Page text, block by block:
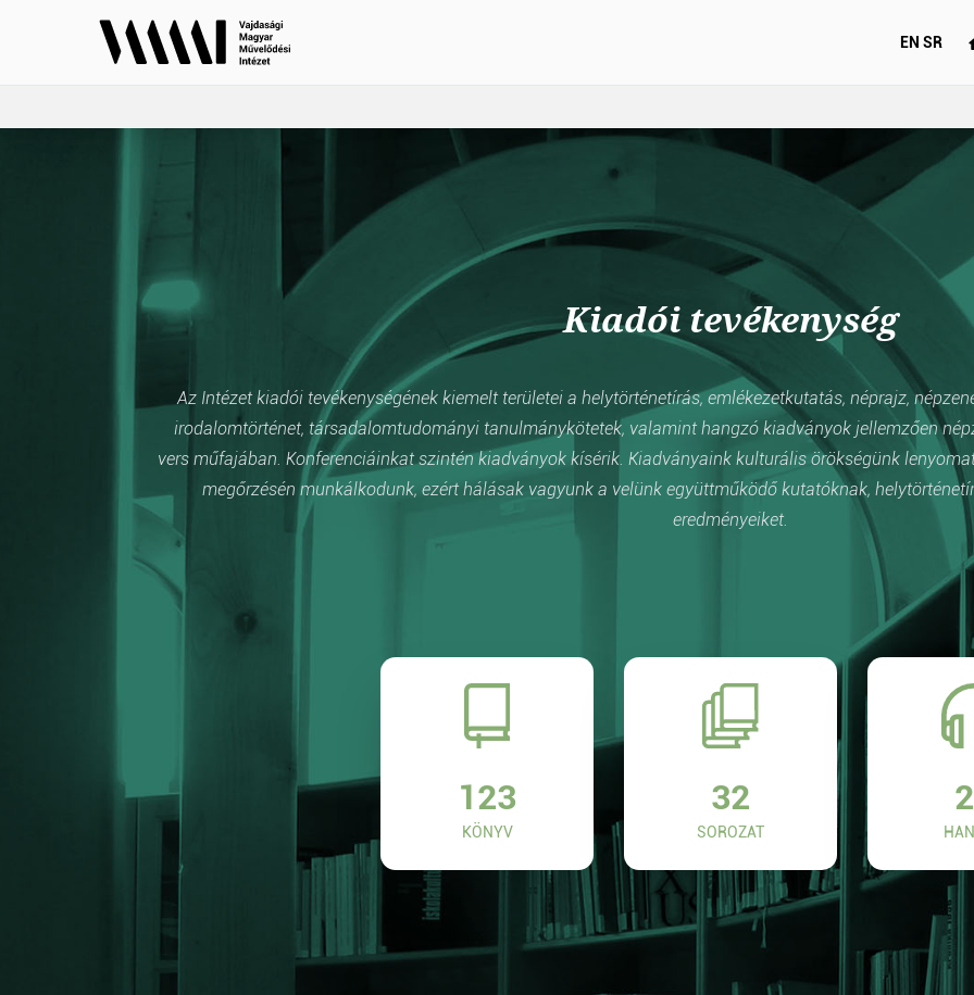
EN SR
Kiadói tevékenység
Az Intézet kiadói tevékenységének kiemelt területei a helytörténetírás, emlékezetkutatás, néprajz,
irodalomtörténet, társadalomtudományi tanulmánykötetek, valamint hangzó kiadványok jellemzően
vers műfajában. Konferenciáinkat szintén kiadványok kísérik. Kiadványaink kulturális örökségünk
megőrzésén munkálkodunk, ezért hálásak vagyunk a velünk együttműködő kutatóknak,
eredményeiket.
123
KÖNYV
32
SOROZAT